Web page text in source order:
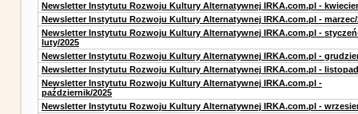
Newsletter Instytutu Rozwoju Kultury Alternatywnej IRKA.com.pl -
Newsletter Instytutu Rozwoju Kultury Alternatywnej IRKA.com.pl - marzec/
Newsletter Instytutu Rozwoju Kultury Alternatywnej IRKA.com.pl -
luty/2025
Newsletter Instytutu Rozwoju Kultury Alternatywnej IRKA.com.pl -
Newsletter Instytutu Rozwoju Kultury Alternatywnej IRKA.com.pl -
Newsletter Instytutu Rozwoju Kultury Alternatywnej IRKA.com.pl -
październik/2025
Newsletter Instytutu Rozwoju Kultury Alternatywnej IRKA.com.pl -